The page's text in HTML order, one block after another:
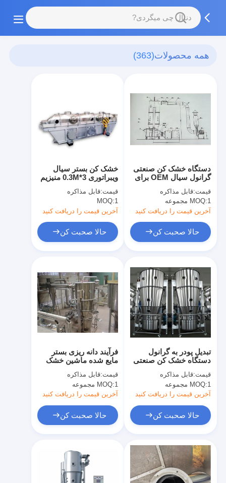
همه محصولات(363)
خشک کن بستر سیال
ویبراتوری 3*0.3M منیزیم
کن مداوم
قیمت:قابل مذاکره
MOQ:1
آخرین قیمت را دریافت کنید
حالا صحبت کن
دستگاه خشک کن صنعتی
گرانول سیال OEM برای
قیمت:قابل مذاکره
MOQ:1 مجموعه
آخرین قیمت را دریافت کنید
حالا صحبت کن
فرآیند دانه ریزی بستر
مایع شده ماشین خشک
پودر / دانه های مرطوب
قیمت:قابل مذاکره
MOQ:1 مجموعه
آخرین قیمت را دریافت کنید
حالا صحبت کن
تبدیل پودر به گرانول
دستگاه خشک کن صنعتی
گرانولاتور سری FL
قیمت:قابل مذاکره
MOQ:1 مجموعه
آخرین قیمت را دریافت کنید
حالا صحبت کن